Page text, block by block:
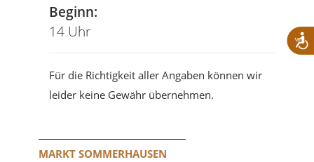
Beginn:
14 Uhr
Für die Richtigkeit aller Angaben können wir
leider keine Gewähr übernehmen.
MARKT SOMMERHAUSEN